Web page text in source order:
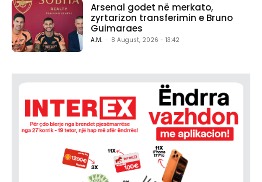
Arsenal godet në merkato,
zyrtarizon transferimin e Bruno
Guimaraes
A.M. - 8 August, 2026 - 13:42